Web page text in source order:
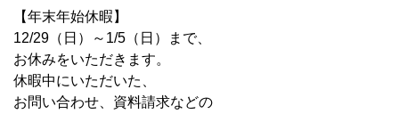
【年末年始休暇】
12/29（日）～1/5（日）まで、
お休みをいただきます。
休暇中にいただいた、
お問い合わせ、資料請求などの